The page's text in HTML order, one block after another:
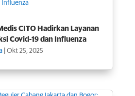
CITO Hadirkan Layanan
Covid-19 dan Influenza
| Okt 25, 2025